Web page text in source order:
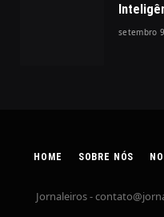
setembro
HOME SOBRE NÓS
Jornaleiros -